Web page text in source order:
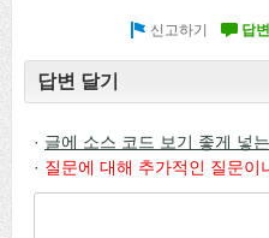
답변 달기
· 글에 소스 코드 보기 좋게 넣
· 질문에 대해 추가적인 질문